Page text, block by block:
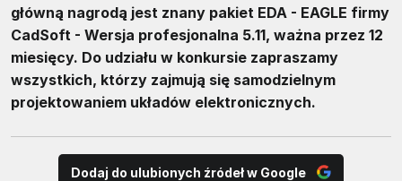
główną nagrodą jest znany pakiet EDA - EAGLE firmy
CadSoft - Wersja profesjonalna 5.11, ważna przez 12
miesięcy. Do udziału w konkursie zapraszamy
wszystkich, którzy zajmują się samodzielnym
projektowaniem układów elektronicznych.
Dodaj do ulubionych źródeł w Google